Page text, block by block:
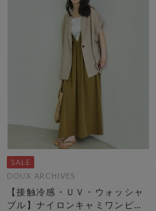
DOUX ARCHIVES
【接触冷感・ＵＶ・ウォッシャ
ブル】ナイロンキャミワンピー